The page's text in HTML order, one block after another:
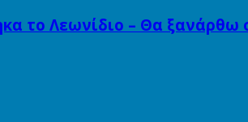
το Λεωνίδιο – Θα ξανάρθω